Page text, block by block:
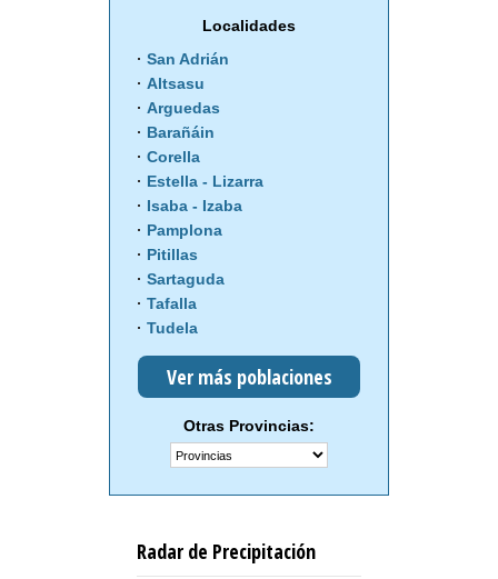
Localidades
San Adrián
Altsasu
Arguedas
Barañáin
Corella
Estella - Lizarra
Isaba - Izaba
Pamplona
Pitillas
Sartaguda
Tafalla
Tudela
Ver más poblaciones
Otras Provincias:
Radar de Precipitación